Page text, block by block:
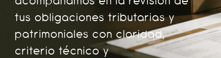
tus obligaciones tributarias y
patrimoniales con claridad,
criterio técnico y